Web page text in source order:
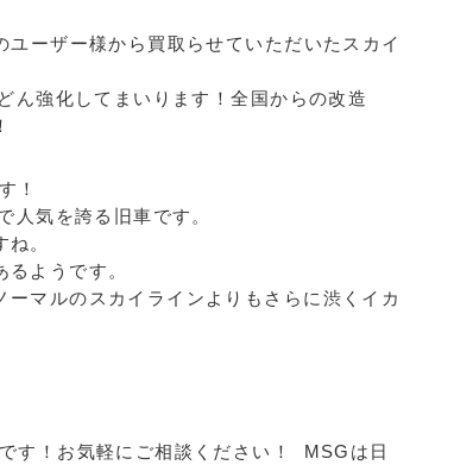
ーザー様から買取らせていただいたスカイ
ん強化してまいります！全国からの改造
！
人気を誇る旧車です。
。
ようです。
マルのスカイラインよりもさらに渋くイカ
す！お気軽にご相談ください！ MSGは日